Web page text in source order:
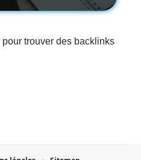
trouver des backlinks